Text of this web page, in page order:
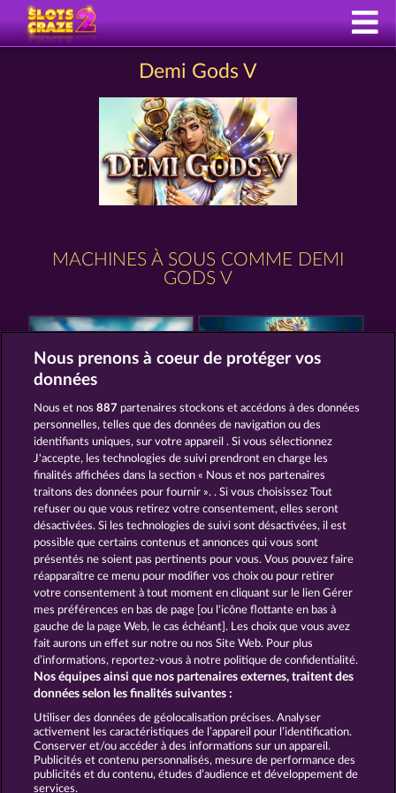
Demi Gods V
MACHINES À SOUS COMME DEMI
GODS V
THE GUARDIAN GOD: HEIMDALL'S HORN POSEIDON'S RISING
MEDUSA'S LAIR AURA OF JUPITER
CGU Charte de confidentialité
Mentions légales Société FAQ
Facebook
Envoyer la demande de rétractation
Nous prenons à coeur de protéger vos
données
Nous et nos887 partenaires stockons et accédons à des données
personnelles, telles que des données de navigation ou des
identifiants uniques, sur votre appareil . Si vous sélectionnez
J'accepte, les technologies de suivi prendront en charge les
finalités affichées dans la section « Nous et nos partenaires
traitons des données pour fournir ». . Si vous choisissez Tout
refuser ou que vous retirez votre consentement, elles seront
désactivées. Si les technologies de suivi sont désactivées, il est
possible que certains contenus et annonces qui vous sont
présentés ne soient pas pertinents pour vous. Vous pouvez faire
réapparaître ce menu pour modifier vos choix ou pour retirer
votre consentement à tout moment en cliquant sur le lien Gérer
mes préférences en bas de page [ou l'icône flottante en bas à
gauche de la page Web, le cas échéant]. Les choix que vous avez
fait aurons un effet sur notre ou nos Site Web. Pour plus
d’informations, reportez-vous à notre politique de confidentialité.
Nos équipes ainsi que nos partenaires externes, traitent des
données selon les finalités suivantes :
Utiliser des données de géolocalisation précises. Analyser
activement les caractéristiques de l’appareil pour l’identification.
Conserver et/ou accéder à des informations sur un appareil.
Publicités et contenu personnalisés, mesure de performance des
publicités et du contenu, études d’audience et développement de
services.